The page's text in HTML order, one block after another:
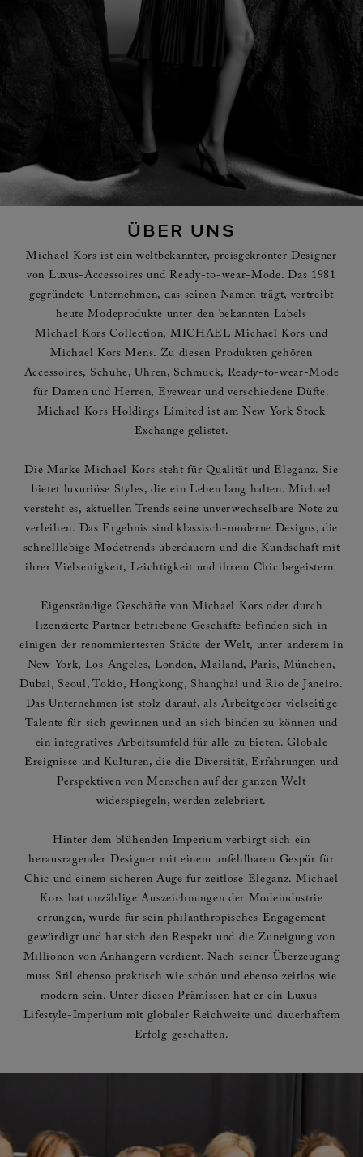
ÜBER UNS
Michael Kors ist ein weltbekannter, preisgekrönter Designer
von Luxus-Accessoires und Ready-to-wear-Mode. Das 1981
gegründete Unternehmen, das seinen Namen trägt, vertreibt
heute Modeprodukte unter den bekannten Labels
Michael Kors Collection, MICHAEL Michael Kors und
Michael Kors Mens. Zu diesen Produkten gehören
Accessoires, Schuhe, Uhren, Schmuck, Ready-to-wear-Mode
für Damen und Herren, Eyewear und verschiedene Düfte.
Michael Kors Holdings Limited ist am New York Stock
Exchange gelistet.
Die Marke Michael Kors steht für Qualität und Eleganz. Sie
bietet luxuriöse Styles, die ein Leben lang halten. Michael
versteht es, aktuellen Trends seine unverwechselbare Note zu
verleihen. Das Ergebnis sind klassisch-moderne Designs, die
schnelllebige Modetrends überdauern und die Kundschaft mit
ihrer Vielseitigkeit, Leichtigkeit und ihrem Chic begeistern.
Eigenständige Geschäfte von Michael Kors oder durch
lizenzierte Partner betriebene Geschäfte befinden sich in
einigen der renommiertesten Städte der Welt, unter anderem in
New York, Los Angeles, London, Mailand, Paris, München,
Dubai, Seoul, Tokio, Hongkong, Shanghai und Rio de Janeiro.
Das Unternehmen ist stolz darauf, als Arbeitgeber vielseitige
Talente für sich gewinnen und an sich binden zu können und
ein integratives Arbeitsumfeld für alle zu bieten. Globale
Ereignisse und Kulturen, die die Diversität, Erfahrungen und
Perspektiven von Menschen auf der ganzen Welt
widerspiegeln, werden zelebriert.
Hinter dem blühenden Imperium verbirgt sich ein
herausragender Designer mit einem unfehlbaren Gespür für
Chic und einem sicheren Auge für zeitlose Eleganz. Michael
Kors hat unzählige Auszeichnungen der Modeindustrie
errungen, wurde für sein philanthropisches Engagement
gewürdigt und hat sich den Respekt und die Zuneigung von
Millionen von Anhängern verdient. Nach seiner Überzeugung
muss Stil ebenso praktisch wie schön und ebenso zeitlos wie
modern sein. Unter diesen Prämissen hat er ein Luxus-
Lifestyle-Imperium mit globaler Reichweite und dauerhaftem
Erfolg geschaffen.